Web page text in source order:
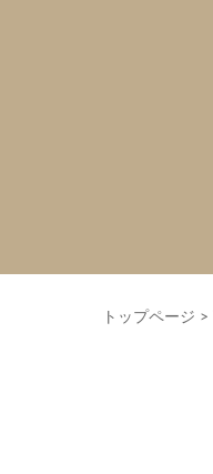
トップページ >